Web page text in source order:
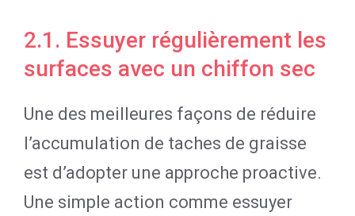
2.1. Essuyer régulièrement les
surfaces avec un chiffon sec
Une des meilleures façons de réduire
l’accumulation de taches de graisse
est d’adopter une approche proactive.
Une simple action comme essuyer